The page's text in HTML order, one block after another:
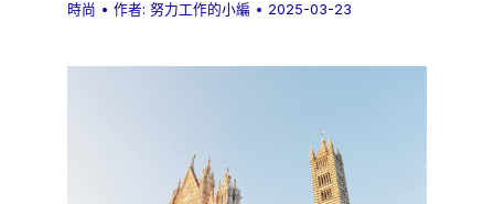
時尚 • 作者:努力工作的小編 • 2025-03-23